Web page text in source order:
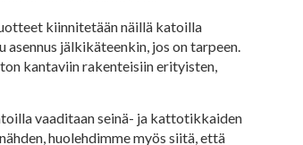
kiinnitetään näillä katoilla
jälkikäteenkin, jos on tarpeen.
kantaviin rakenteisiin erityisten,
vaaditaan seinä- ja kattotikkaiden
huolehdimme myös siitä, että